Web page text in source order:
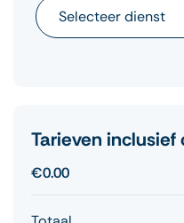
Tarieven
€0.00